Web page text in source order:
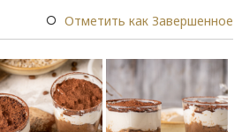
Отметить как Завершенное